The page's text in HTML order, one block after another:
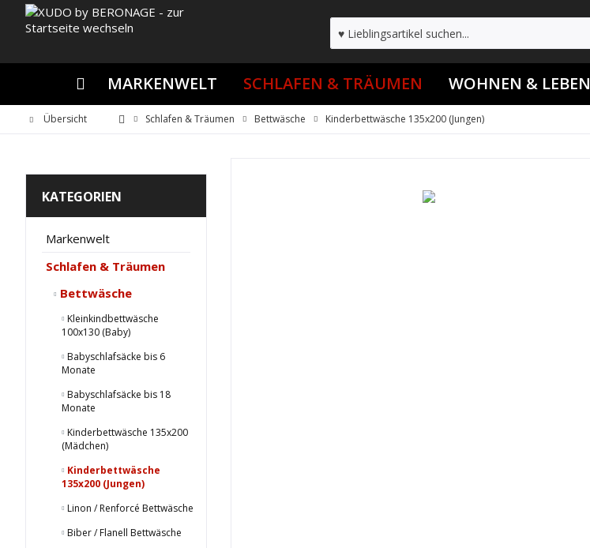
MARKENWELT SCHLAFEN & TRÄUMEN WOHNEN & LEBEN
Übersicht Schlafen & Träumen Bettwäsche Kinderbettwäsche 135x200 (Jungen)
KATEGORIEN
Markenwelt
Schlafen & Träumen
Bettwäsche
Kleinkindbettwäsche
100x130 (Baby)
Babyschlafsäcke bis 6
Monate
Babyschlafsäcke bis 18
Monate
Kinderbettwäsche 135x200
(Mädchen)
Kinderbettwäsche
135x200 (Jungen)
Linon / Renforcé Bettwäsche
Biber / Flanell Bettwäsche